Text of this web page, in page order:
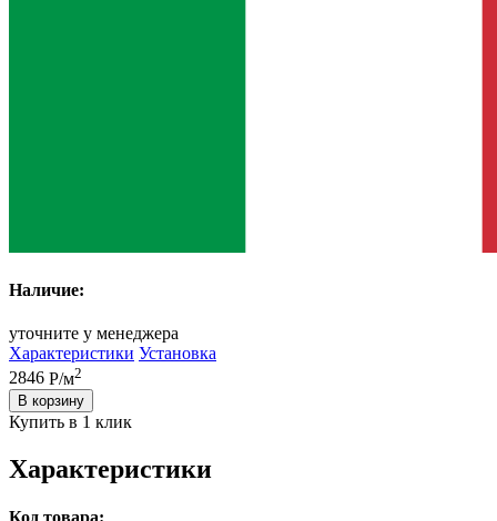
Наличие:
уточните у менеджера
Характеристики Установка
2846 Р/м2
В корзину
Купить в 1 клик
Характеристики
Код товара: